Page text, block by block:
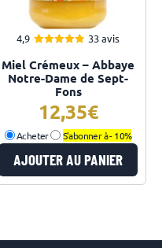
4,9
sur 5
33 avis
Miel Crémeux – Abbaye
Notre-Dame de Sept-
Fons
12,35
Acheter S'abonner à -10%
AJOUTER AU PANIER